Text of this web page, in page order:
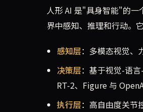
人形 AI 是"具身智能"的一
界中感知、推理和行动。
感知层：多模态视觉、
决策层：基于视觉-语
RT-2、Figure 与
执行层：高自由度关